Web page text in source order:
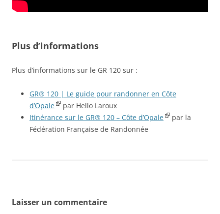
Plus d’informations
Plus d’informations sur le GR 120 sur :
GR® 120 | Le guide pour randonner en Côte
d’Opale
par Hello Laroux
Itinérance sur le GR® 120 – Côte d’Opale
par la
Fédération Française de Randonnée
Laisser un commentaire